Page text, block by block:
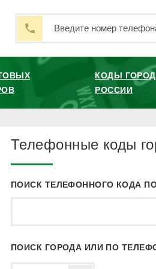
КОДЫ
РОССИИ
Телефонные коды
ПОИСК ТЕЛЕФОННОГО КОДА
ПОИСК ГОРОДА ИЛИ ПО